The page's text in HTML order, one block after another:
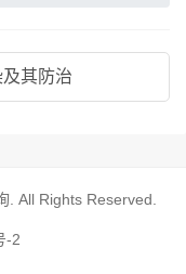
其防治
. All Rights Reserved.
-2